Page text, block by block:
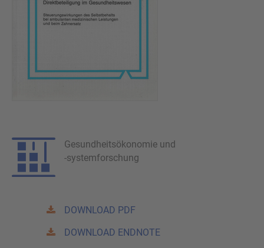
Gesundheitsökonomie und
-systemforschung
DOWNLOAD PDF
DOWNLOAD ENDNOTE